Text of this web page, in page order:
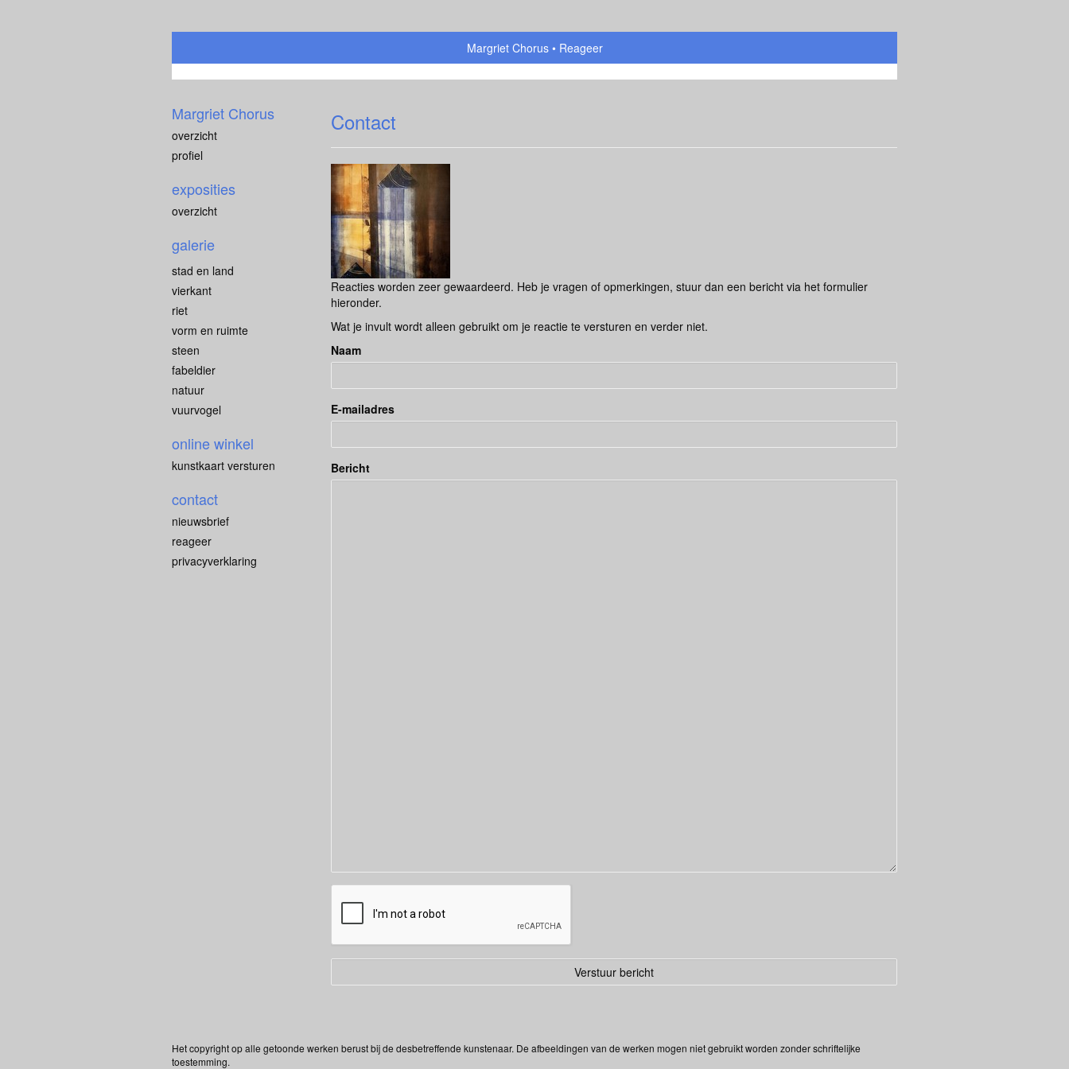
Margriet Chorus Reageer
Contact
Reacties worden zeer gewaardeerd. Heb je vragen of opmerkingen, stuur dan een bericht via het formulier
hieronder.
Wat je invult wordt alleen gebruikt om je reactie te versturen en verder niet.
Naam
E-mailadres
Bericht
Margriet Chorus
overzicht
profiel
exposities
overzicht
galerie
stad en land
vierkant
riet
vorm en ruimte
steen
fabeldier
natuur
vuurvogel
online winkel
kunstkaart versturen
contact
nieuwsbrief
reageer
privacyverklaring
Het copyright op alle getoonde werken berust bij de desbetreffende kunstenaar. De afbeeldingen van de werken mogen niet gebruikt worden zonder schriftelijke
toestemming.